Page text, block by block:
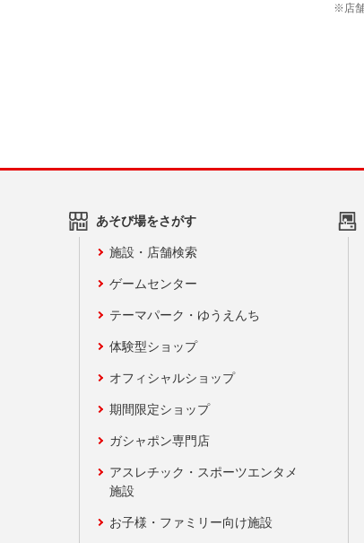
あそび場をさがす
施設・店舗検索
ゲームセンター
テーマパーク・ゆうえんち
体験型ショップ
オフィシャルショップ
期間限定ショップ
ガシャポン専門店
アスレチック・スポーツエンタメ
施設
お子様・ファミリー向け施設